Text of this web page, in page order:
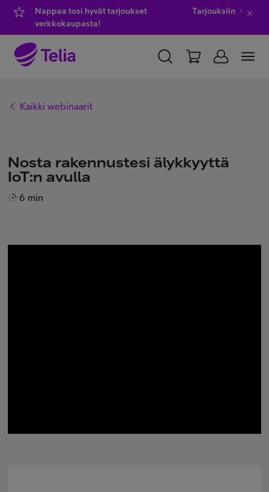
Nappaa tosi hyvät tarjoukset
verkkokaupasta!
Tarjouksiin
IT-palvelut
Kaikki webinaarit
Nosta rakennustesi älykkyyttä
IoT:n avulla
6 min